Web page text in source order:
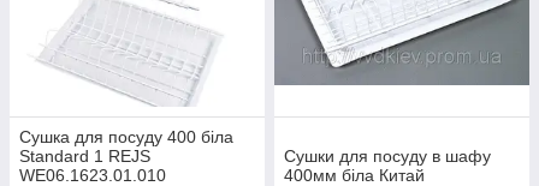
Сушка для посуду 400 біла
Standard 1 REJS
WE06.1623.01.010
Сушки для посуду в шафу
400мм біла Китай